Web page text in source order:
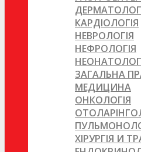
КАРДІОЛОГІЯ
НЕВРОЛОГІЯ
НЕФРОЛОГІЯ
ЗАГАЛЬНА
МЕДИЦИНА
ОНКОЛОГІЯ
ХІРУРГІЯ И